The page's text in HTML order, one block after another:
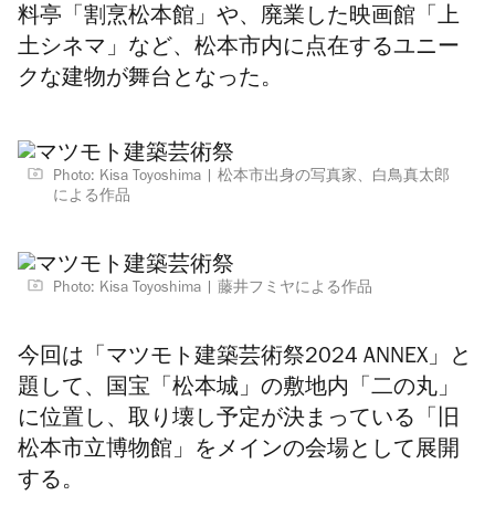
料亭「割烹松本館」や、廃業した映画館「上
土シネマ」など、松本市内に点在するユニー
クな建物が舞台となった。
Photo: Kisa Toyoshima
松本市出身の写真家、白鳥真太郎
による作品
Photo: Kisa Toyoshima 藤井フミヤによる作品
今回は「マツモト建築芸術祭2024 ANNEX」と
題して、国宝「松本城」の敷地内「二の丸」
に位置し、取り壊し予定が決まっている「旧
松本市立博物館」をメインの会場として展開
する。